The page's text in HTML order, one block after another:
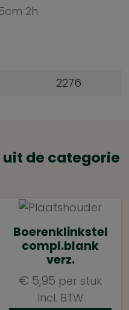
2h
2276
de categorie
Boerenklinkstel
compl.blank
verz.
€ 5,95 per stuk
Incl. BTW